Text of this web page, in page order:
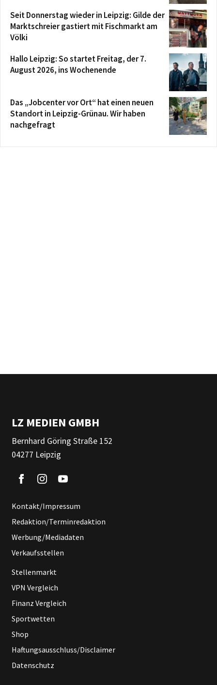
Seit Donnerstag wieder in Leipzig: Gilde der
Marktschreier gastiert mit Fischmarkt am
Völki
Hallo Leipzig: So startet Freitag, der 7.
August 2026, ins Wochenende
Das „Jobcenter vor Ort“ hat einen neuen
Standort in Leipzig-Grünau. Wir haben
nachgefragt
LZ MEDIEN GMBH
Bernhard Göring Straße 152
04277 Leipzig
Kontakt/Impressum
Redaktion/Terminredaktion
Werbung/Mediadaten
Verkaufsstellen
Stellenmarkt
VPN Vergleich
Finanz Vergleich
Sportwetten
Shop
Haftungsausschluss/Disclaimer
Datenschutz